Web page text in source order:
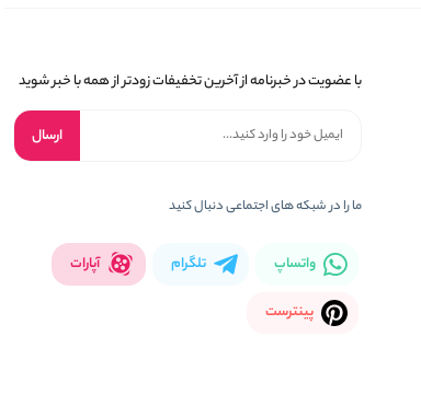
با عضویت در خبرنامه از آخرین تخفیفات زودتر از همه با خبر شوید
ارسال
ما را در شبکه های اجتماعی دنبال کنید
واتساپ تلگرام آپارات
پینترست